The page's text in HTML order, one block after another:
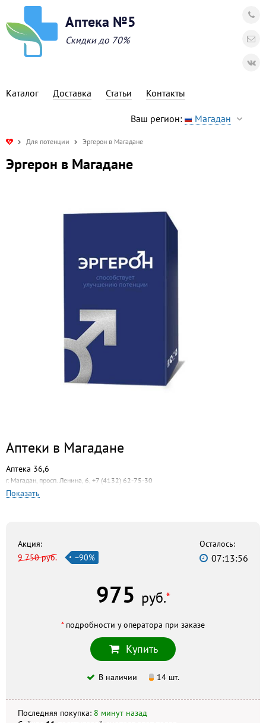
Аптека №5
Скидки до 70%
Каталог Доставка Статьи Контакты
Ваш регион: Магадан
Для потенции Эргерон в Магадане
Эргерон в Магадане
Аптеки в Магадане
Аптека 36,6
г. Магадан, просп. Ленина, 6, +7 (4132) 62-75-30
Миницен
г. Магадан, пл. Горького, 6, +7 (4132) 62-93-43
Неотложка
г. Магадан, ул. Горького, 16а, +7 (4132) 62-00-64
Фармация МПП
заказа на сайте.
Не является публичной офертой. Комплектация и
Показать
Акция:
9 750 руб.
−90%
Осталось:
07:13:55
975 руб.*
*подробности у оператора при заказе
Купить
В наличии 14 шт.
Последняя покупка: 8 минут назад